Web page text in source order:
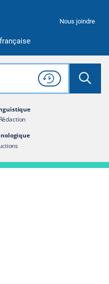
Nous joindre
dans tout le site
Lancer
Consulter l'
Historique
de recherche